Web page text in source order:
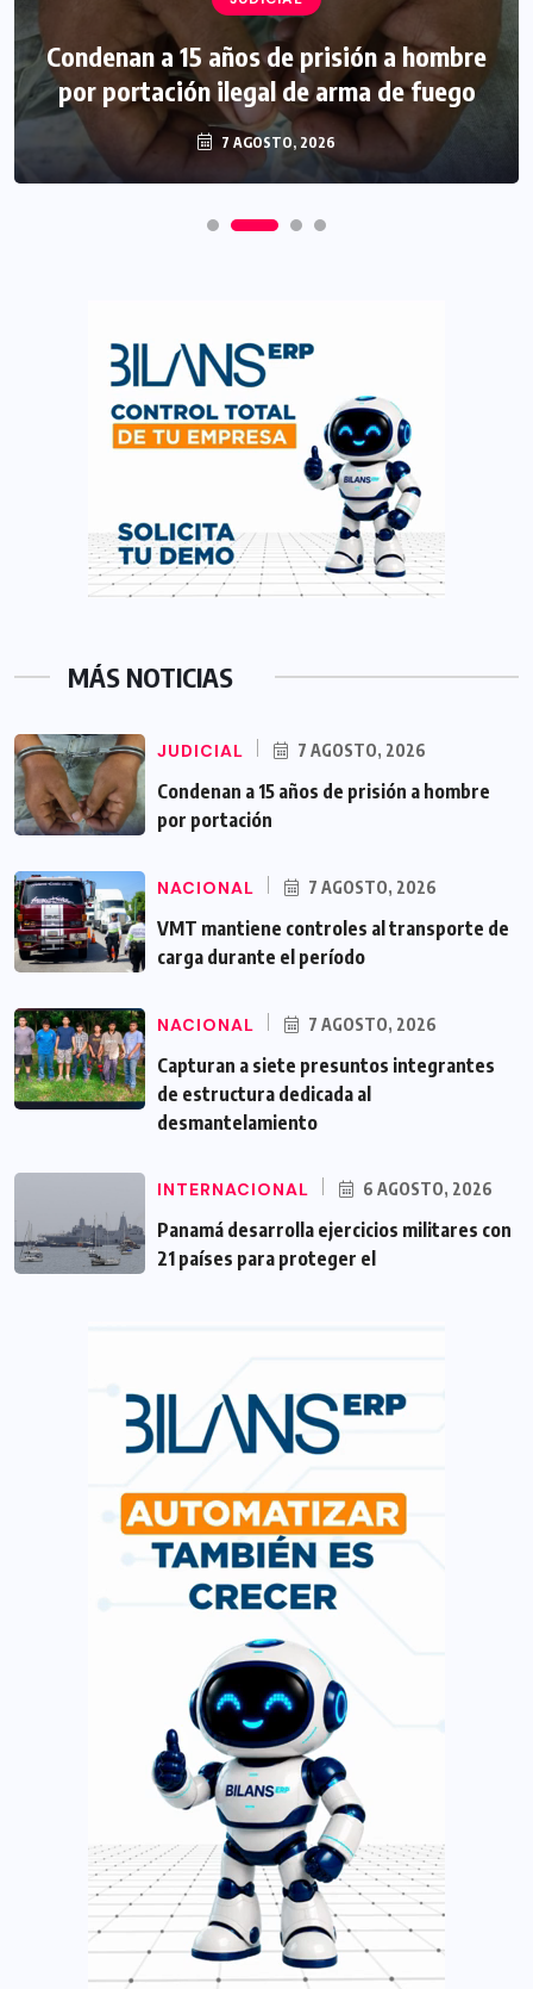
Condenan a 15 años de prisión a hombre
por portación ilegal de arma de fuego
7 AGOSTO, 2026
MÁS NOTICIAS
JUDICIAL 7 AGOSTO, 2026
Condenan a 15 años de prisión a hombre
por portación
NACIONAL 7 AGOSTO, 2026
VMT mantiene controles al transporte de
carga durante el período
NACIONAL 7 AGOSTO, 2026
Capturan a siete presuntos integrantes
de estructura dedicada al
desmantelamiento
INTERNACIONAL 6 AGOSTO, 2026
Panamá desarrolla ejercicios militares con
21 países para proteger el